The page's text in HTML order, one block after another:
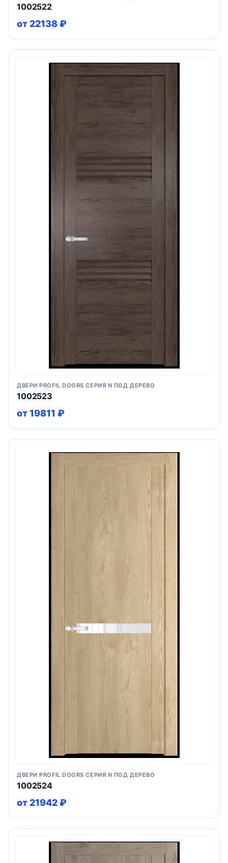
1002522
от 22138 ₽
ДВЕРИ PROFIL DOORS СЕРИЯ N ПОД ДЕРЕВО
1002523
от 19811 ₽
ДВЕРИ PROFIL DOORS СЕРИЯ N ПОД ДЕРЕВО
1002524
от 21942 ₽